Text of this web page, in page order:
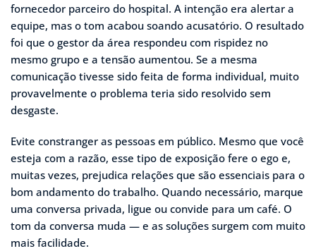
fornecedor parceiro do hospital. A intenção era alertar a
equipe, mas o tom acabou soando acusatório. O resultado
foi que o gestor da área respondeu com rispidez no
mesmo grupo e a tensão aumentou. Se a mesma
comunicação tivesse sido feita de forma individual, muito
provavelmente o problema teria sido resolvido sem
desgaste.
Evite constranger as pessoas em público. Mesmo que você
esteja com a razão, esse tipo de exposição fere o ego e,
muitas vezes, prejudica relações que são essenciais para o
bom andamento do trabalho. Quando necessário, marque
uma conversa privada, ligue ou convide para um café. O
tom da conversa muda — e as soluções surgem com muito
mais facilidade.